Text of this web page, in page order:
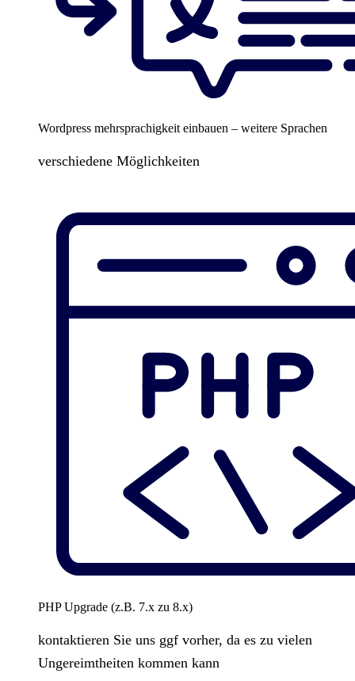
Wordpress mehrsprachigkeit einbauen – weitere Sprachen
verschiedene Möglichkeiten
PHP Upgrade (z.B. 7.x zu 8.x)
kontaktieren Sie uns ggf vorher, da es zu vielen
Ungereimtheiten kommen kann